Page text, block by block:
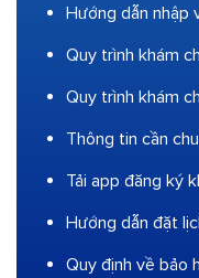
Hướng dẫn nhập
Quy trình khám
Quy trình khám
Thông tin cần
Tải app đăng ký
Hướng dẫn đặt
Quy định về bảo